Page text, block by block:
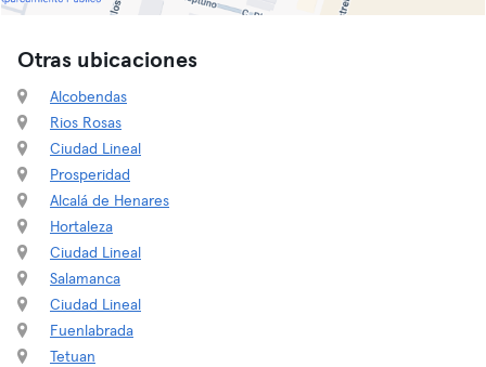
Otras ubicaciones
Alcobendas
Rios Rosas
Ciudad Lineal
Prosperidad
Alcalá de Henares
Hortaleza
Ciudad Lineal
Salamanca
Ciudad Lineal
Fuenlabrada
Tetuan